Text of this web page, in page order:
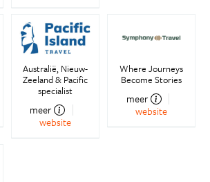
Australië, Nieuw-
Zeeland & Pacific
specialist
meer
website
Where Journeys
Become Stories
meer
website